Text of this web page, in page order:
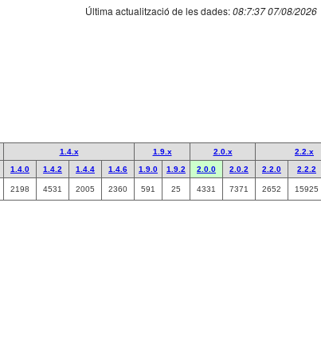
Última actualització de les dades:08:7:37 07/08/2026
1.4.x 1.9.x 2.0.x
2.2.x
1.4.0 1.4.2 1.4.4 1.4.6 1.9.0 1.9.2 2.0.0 2.0.2 2.2.0 2.2.2
2198 4531 2005 2360 591 25 4331 7371 2652 15925